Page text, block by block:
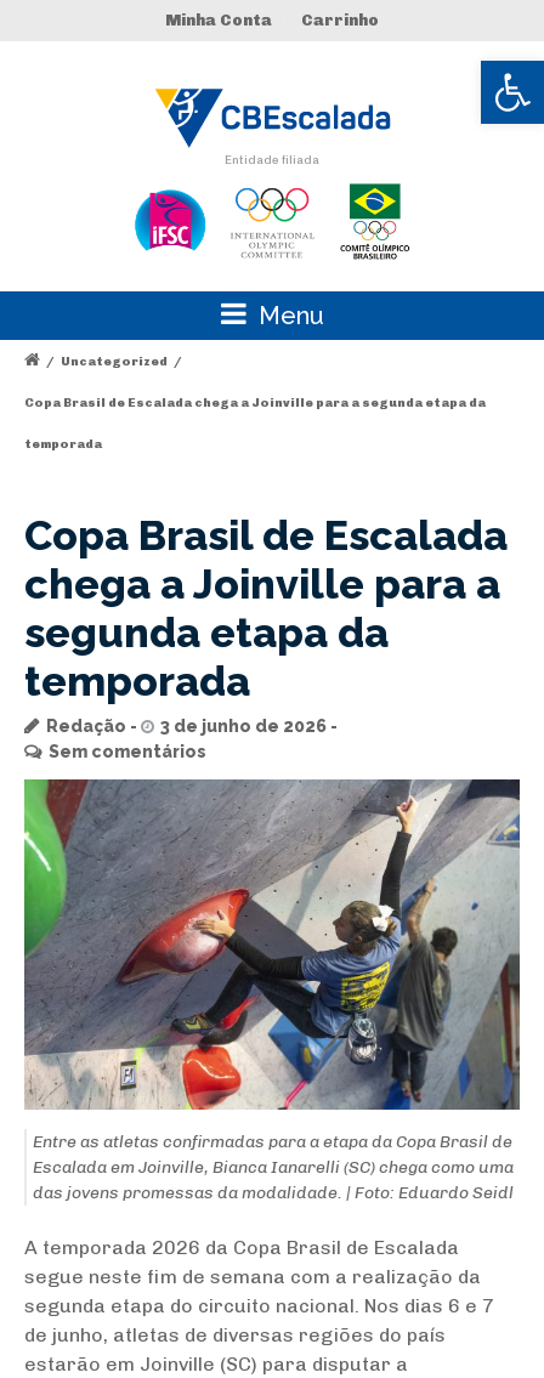
Abrir
Minha Conta Carrinho
Entidade filiada
Menu
/ Uncategorized /
Copa Brasil de Escalada chega a Joinville para a segunda etapa da
temporada
Copa Brasil de Escalada
chega a Joinville para a
segunda etapa da
temporada
Redação
3 de junho de 2026
Sem comentários
Entre as atletas confirmadas para a etapa da Copa Brasil de
Escalada em Joinville, Bianca Ianarelli (SC) chega como uma
das jovens promessas da modalidade. | Foto: Eduardo Seidl
A temporada 2026 da Copa Brasil de Escalada
segue neste fim de semana com a realização da
segunda etapa do circuito nacional. Nos dias 6 e 7
de junho, atletas de diversas regiões do país
estarão em Joinville (SC) para disputar a